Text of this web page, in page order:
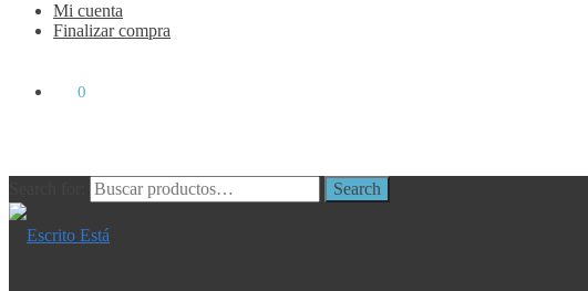
Mi cuenta
Finalizar compra
0
Search